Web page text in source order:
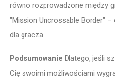
równo rozprowadzone między
"Mission Uncrossable Border"
dla gracza.
Podsumowanie Dlatego, jeśli
Cię swoimi możliwościami